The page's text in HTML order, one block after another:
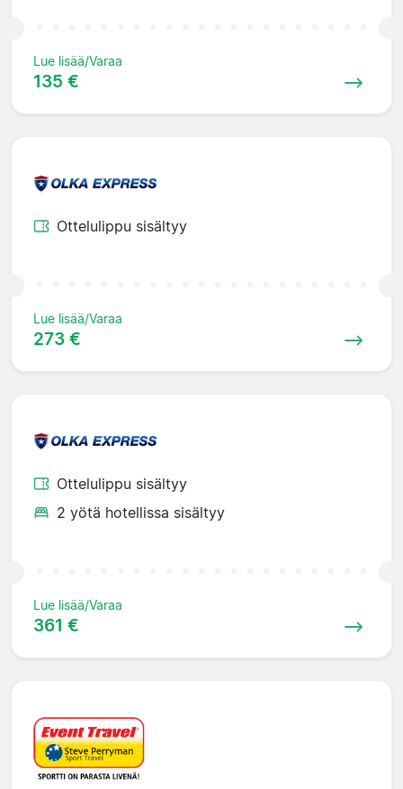
Lue lisää/Varaa
135 €
Ottelulippu sisältyy
Lue lisää/Varaa
273 €
Ottelulippu sisältyy
2 yötä hotellissa sisältyy
Lue lisää/Varaa
361 €